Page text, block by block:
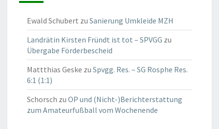
Ewald Schubert zu Sanierung Umkleide MZH
Landrätin Kirsten Fründt ist tot – SPVGG zu
Übergabe Förderbescheid
Mattthias Geske zu Spvgg. Res. – SG Rosphe Res.
6:1 (1:1)
Schorsch zu OP und (Nicht-)Berichterstattung
zum Amateurfußball vom Wochenende